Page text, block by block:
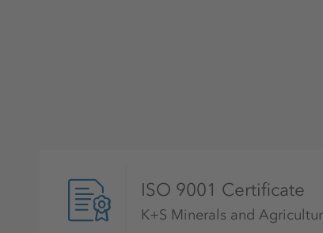
métabolique. En outre, un manque
grande quantité est excrétée par
d'absorption d'une trop grande
fonctionnement jouent un rôle
potassique. Le cas échéant, les
ISO 9001 Certificate
K+S Minerals and